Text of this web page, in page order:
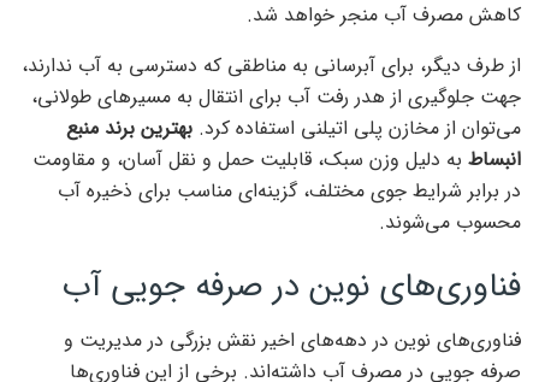
کاهش مصرف آب منجر خواهد شد.
از طرف دیگر، برای آبرسانی به مناطقی که دسترسی به آب ندارند،
جهت جلوگیری از هدر رفت آب برای انتقال به مسیرهای طولانی،
می‌توان از مخازن پلی اتیلنی استفاده کرد. بهترین برند منبع
انبساط به دلیل وزن سبک، قابلیت حمل و نقل آسان، و مقاومت
در برابر شرایط جوی مختلف، گزینه‌ای مناسب برای ذخیره آب
محسوب می‌شوند.
فناوری‌های نوین در صرفه جویی آب
فناوری‌های نوین در دهه‌های اخیر نقش بزرگی در مدیریت و
صرفه جویی در مصرف آب داشته‌اند. برخی از این فناوری‌ها